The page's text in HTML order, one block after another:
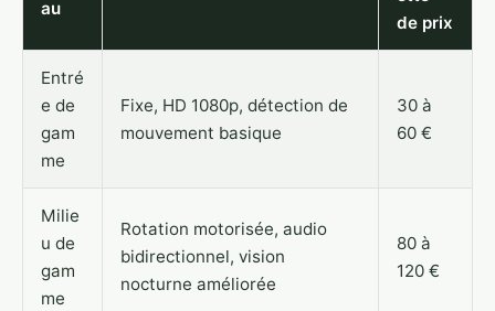
au
de prix
Entré
e de
gam
me
Fixe, HD 1080p, détection de
mouvement basique
30 à
60 €
Milie
u de
gam
me
Rotation motorisée, audio
bidirectionnel, vision
nocturne améliorée
80 à
120 €